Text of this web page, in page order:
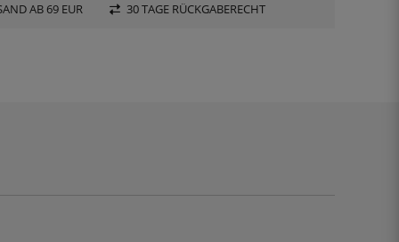
AB 69 EUR 30 TAGE RÜCKGABERECHT